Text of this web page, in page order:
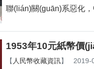
聯(lián)關(guān)系惡化
1953年10元紙幣價
【 人民幣收藏資訊】 2019-